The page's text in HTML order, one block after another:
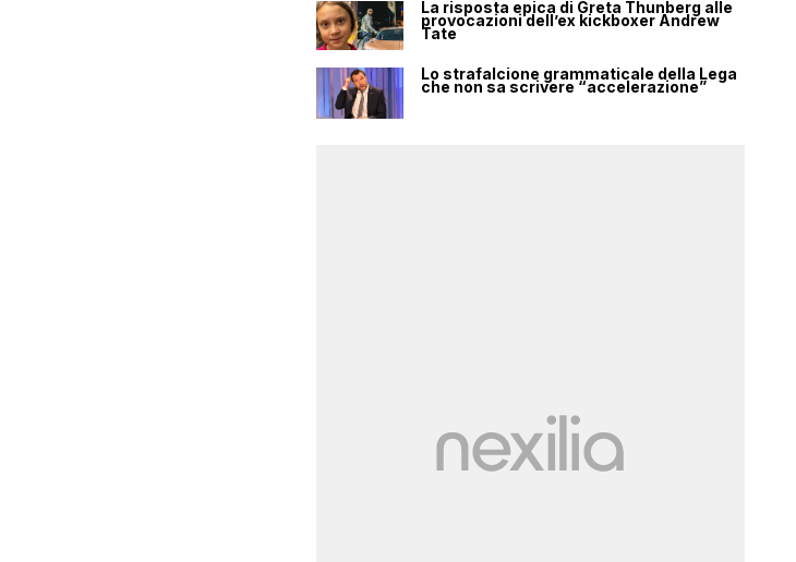
La risposta epica di Greta Thunberg alle
provocazioni dell’ex kickboxer Andrew
Tate
Lo strafalcione grammaticale della Lega
che non sa scrivere “accelerazione”